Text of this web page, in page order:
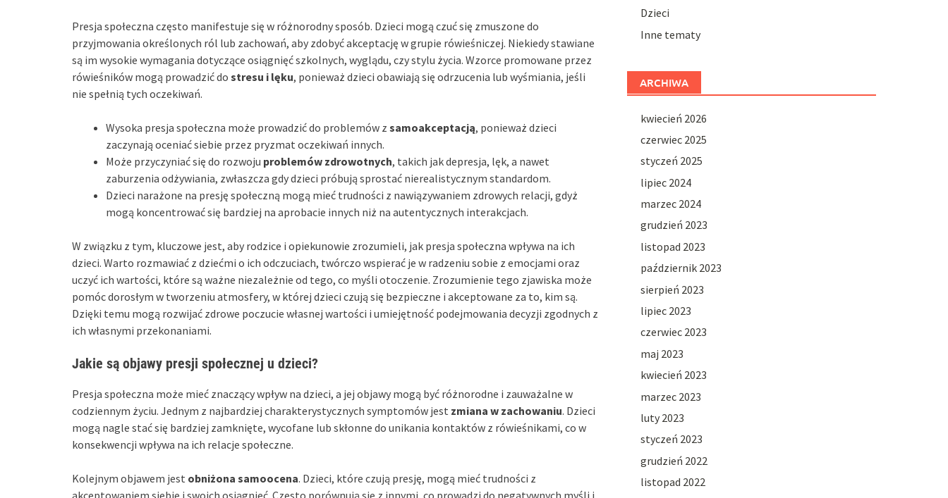
Presja społeczna często manifestuje się w różnorodny sposób. Dzieci mogą czuć się zmuszone do
przyjmowania określonych ról lub zachowań, aby zdobyć akceptację w grupie rówieśniczej. Niekiedy stawiane
są im wysokie wymagania dotyczące osiągnięć szkolnych, wyglądu, czy stylu życia. Wzorce promowane przez
rówieśników mogą prowadzić do stresu i lęku, ponieważ dzieci obawiają się odrzucenia lub wyśmiania, jeśli
nie spełnią tych oczekiwań.
Wysoka presja społeczna może prowadzić do problemów z samoakceptacją, ponieważ dzieci
zaczynają oceniać siebie przez pryzmat oczekiwań innych.
Może przyczyniać się do rozwoju problemów zdrowotnych, takich jak depresja, lęk, a nawet
zaburzenia odżywiania, zwłaszcza gdy dzieci próbują sprostać nierealistycznym standardom.
Dzieci narażone na presję społeczną mogą mieć trudności z nawiązywaniem zdrowych relacji, gdyż
mogą koncentrować się bardziej na aprobacie innych niż na autentycznych interakcjach.
W związku z tym, kluczowe jest, aby rodzice i opiekunowie zrozumieli, jak presja społeczna wpływa na ich
dzieci. Warto rozmawiać z dziećmi o ich odczuciach, twórczo wspierać je w radzeniu sobie z emocjami oraz
uczyć ich wartości, które są ważne niezależnie od tego, co myśli otoczenie. Zrozumienie tego zjawiska może
pomóc dorosłym w tworzeniu atmosfery, w której dzieci czują się bezpieczne i akceptowane za to, kim są.
Dzięki temu mogą rozwijać zdrowe poczucie własnej wartości i umiejętność podejmowania decyzji zgodnych z
ich własnymi przekonaniami.
Jakie są objawy presji społecznej u dzieci?
Presja społeczna może mieć znaczący wpływ na dzieci, a jej objawy mogą być różnorodne i zauważalne w
codziennym życiu. Jednym z najbardziej charakterystycznych symptomów jest zmiana w zachowaniu. Dzieci
mogą nagle stać się bardziej zamknięte, wycofane lub skłonne do unikania kontaktów z rówieśnikami, co w
konsekwencji wpływa na ich relacje społeczne.
Kolejnym objawem jest obniżona samoocena. Dzieci, które czują presję, mogą mieć trudności z
akceptowaniem siebie i swoich osiągnięć. Często porównują się z innymi, co prowadzi do negatywnych myśli i
Dzieci
Inne tematy
ARCHIWA
kwiecień 2026
czerwiec 2025
styczeń 2025
lipiec 2024
marzec 2024
grudzień 2023
listopad 2023
październik 2023
sierpień 2023
lipiec 2023
czerwiec 2023
maj 2023
kwiecień 2023
marzec 2023
luty 2023
styczeń 2023
grudzień 2022
listopad 2022